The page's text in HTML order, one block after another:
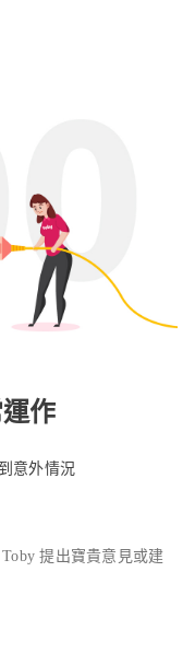
作
意外情況
提出寶貴意見或建